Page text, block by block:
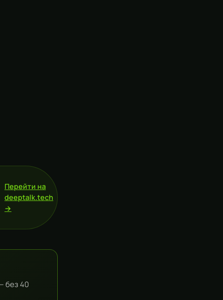
Перейти на
deeptalk.tech
→
без 40